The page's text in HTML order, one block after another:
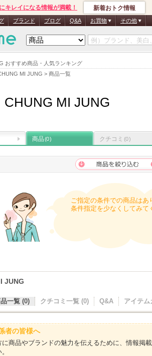
おすすめ商品・人気ランキング
MI JUNG > 商品一覧
キレイになる情報が満載！ 新着おトク情報
ブランド ブログ Q&A お買物 その他
CHUNG MI JUNG
商品(0) クチコミ (0)
ご指定の条件での商品はあ
条件指定を少なくしてみて
JUNG
一覧 (0) クチコミ一覧 (0) Q&A アイテム
者の皆様へ
に商品やブランドの魅力を伝えるために、情報掲